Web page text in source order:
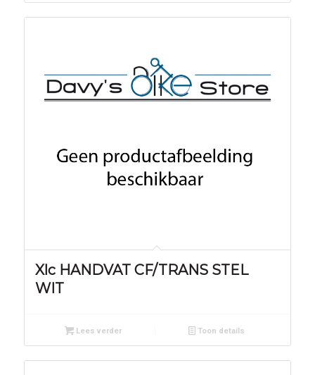
Xlc HANDVAT CF/TRANS STEL
WIT
Lees verder Toon details